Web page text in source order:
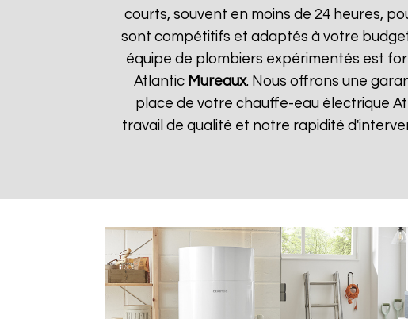
courts, souvent en moins de 24 heures,
sont compétitifs et adaptés à votre
équipe de plombiers expérimentés est
Atlantic Mureaux. Nous offrons une
place de votre chauffe-eau électrique
travail de qualité et notre rapidité